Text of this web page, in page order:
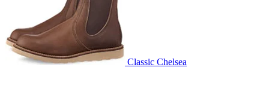
Classic Chelsea